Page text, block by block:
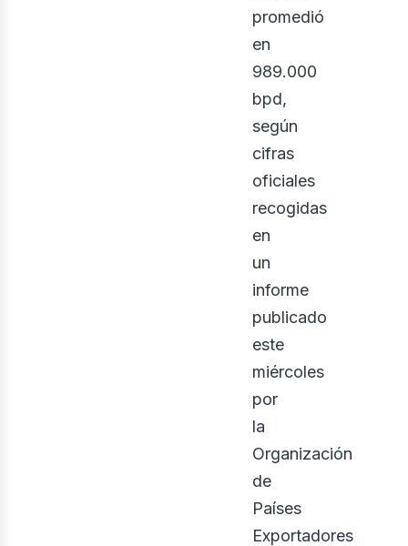
promedió
en
989.000
bpd,
según
cifras
oficiales
recogidas
en
un
informe
publicado
este
miércoles
por
la
Organización
de
Países
Exportadores